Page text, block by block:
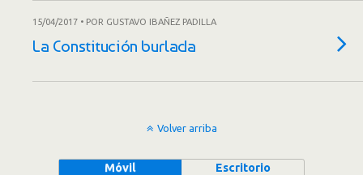
15/04/2017 • POR GUSTAVO IBAÑEZ PADILLA
La Constitución burlada
Volver arriba
Móvil Escritorio